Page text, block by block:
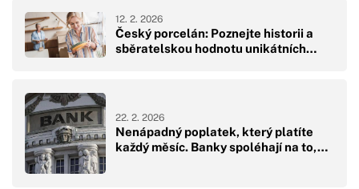
Český porcelán: Poznejte historii a
sběratelskou hodnotu unikátních…
12. 2. 2026
Nenápadný poplatek, který platíte
každý měsíc. Banky spoléhají na to,…
22. 2. 2026